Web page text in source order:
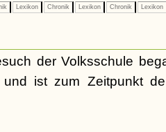
Lexikon Chronik Lexikon Chronik Lexikon
der Volksschule
und ist zum Zeitpunkt